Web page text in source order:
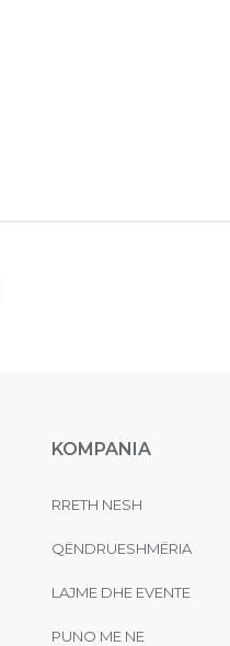
KOMPANIA
RRETH NESH
QËNDRUESHMËRIA
LAJME DHE EVENTE
PUNO ME NE